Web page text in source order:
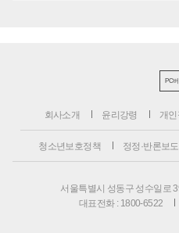
PC
회사소개 윤리강령 개
청소년보호정책 정정·반론보도
서울특별시 성동구 성수일로
대표전화 : 1800-6522